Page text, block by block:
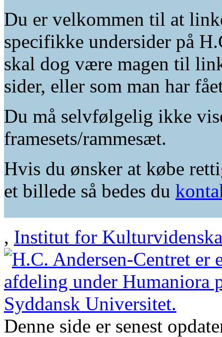
Du er velkommen til at
specifikke undersider på
skal dog være magen til
sider, eller som man har
Du må selvfølgelig ikke
framesets/rammesæt.
Hvis du ønsker at købe
et billede så bedes du
, Institut for
Denne side er senest